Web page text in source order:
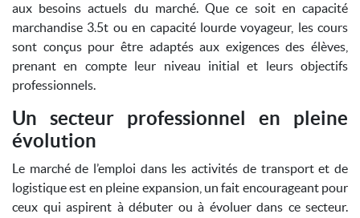
aux besoins actuels du marché. Que ce soit en capacité
marchandise 3.5t ou en capacité lourde voyageur, les cours
sont conçus pour être adaptés aux exigences des élèves,
prenant en compte leur niveau initial et leurs objectifs
professionnels.
Un secteur professionnel en pleine
évolution
Le marché de l’emploi dans les activités de transport et de
logistique est en pleine expansion, un fait encourageant pour
ceux qui aspirent à débuter ou à évoluer dans ce secteur.